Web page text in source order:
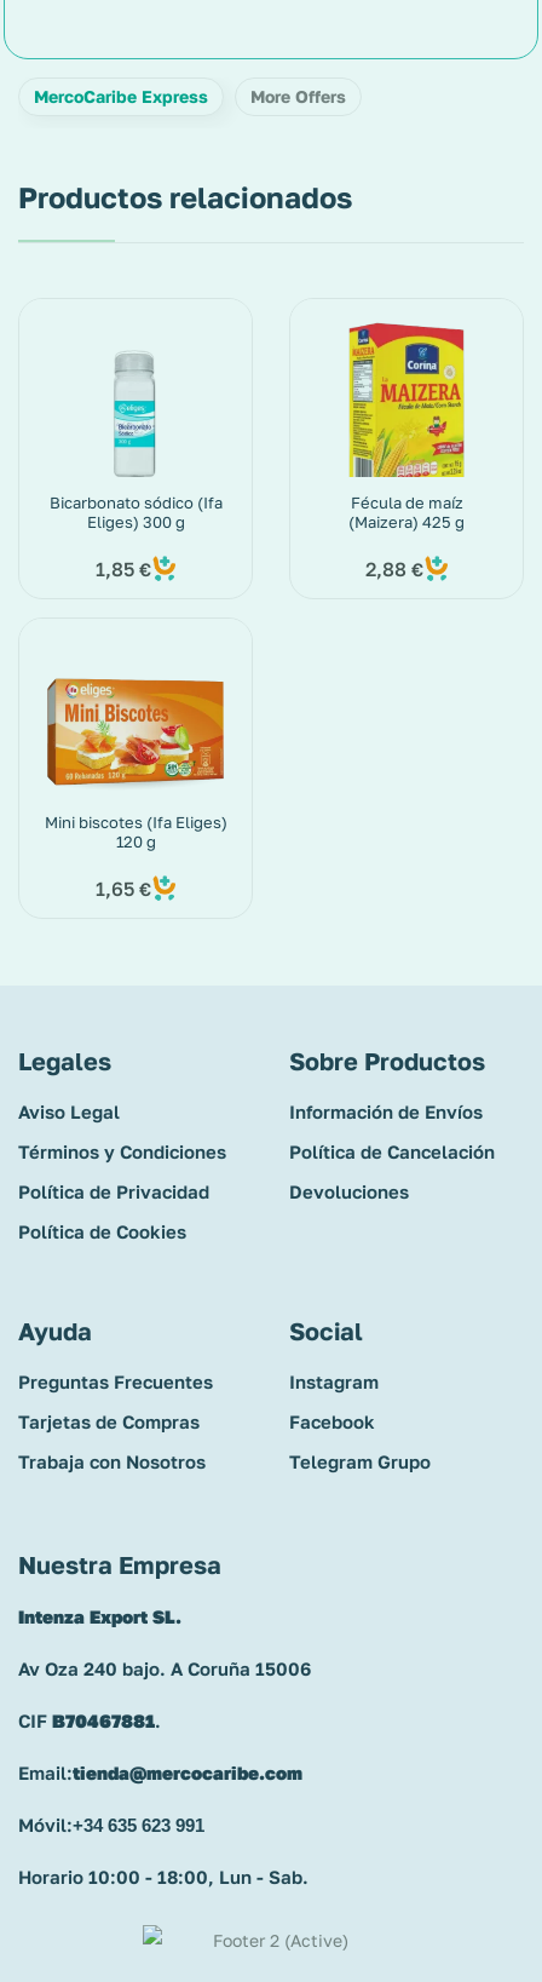
MercoCaribe Express More Offers
Productos relacionados
Bicarbonato sódico (Ifa
Eliges) 300 g
1,85 €
Fécula de maíz
(Maizera) 425 g
2,88 €
Mini biscotes (Ifa Eliges)
120 g
1,65 €
Legales
Aviso Legal
Términos y Condiciones
Política de Privacidad
Política de Cookies
Sobre Productos
Información de Envíos
Política de Cancelación
Devoluciones
Ayuda
Preguntas Frecuentes
Tarjetas de Compras
Trabaja con Nosotros
Social
Instagram
Facebook
Telegram Grupo
Nuestra Empresa
Intenza Export SL.
Av Oza 240 bajo. A Coruña 15006
CIF B70467881.
Email:tienda@mercocaribe.com
Móvil:+34 635 623 991
Horario 10:00 - 18:00, Lun - Sab.